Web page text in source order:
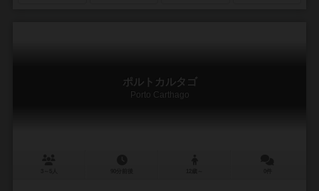
ポルトカルタゴ
Porto Carthago